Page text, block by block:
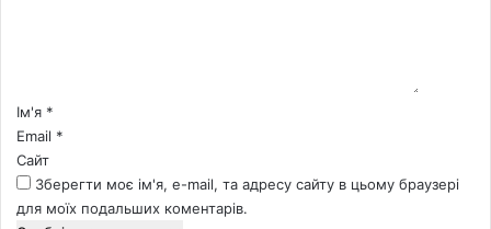
*Ім'я *
Email *
Сайт
Зберегти моє ім'я, e-mail, та адресу сайту в цьому браузері
для моїх подальших коментарів.